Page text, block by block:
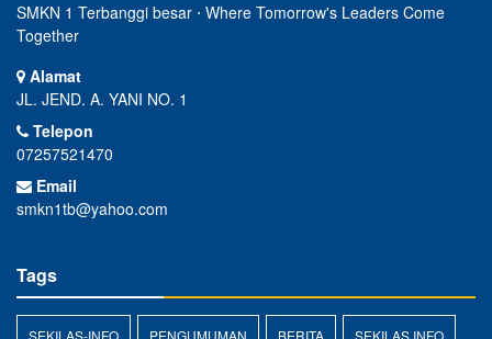
SMKN 1 Terbanggi besar ⋅ Where Tomorrow's Leaders Come
Together
Alamat
JL. JEND. A. YANI NO. 1
Telepon
07257521470
Email
smkn1tb@yahoo.com
Tags